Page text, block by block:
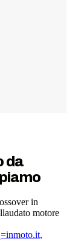
da
in
motore
,